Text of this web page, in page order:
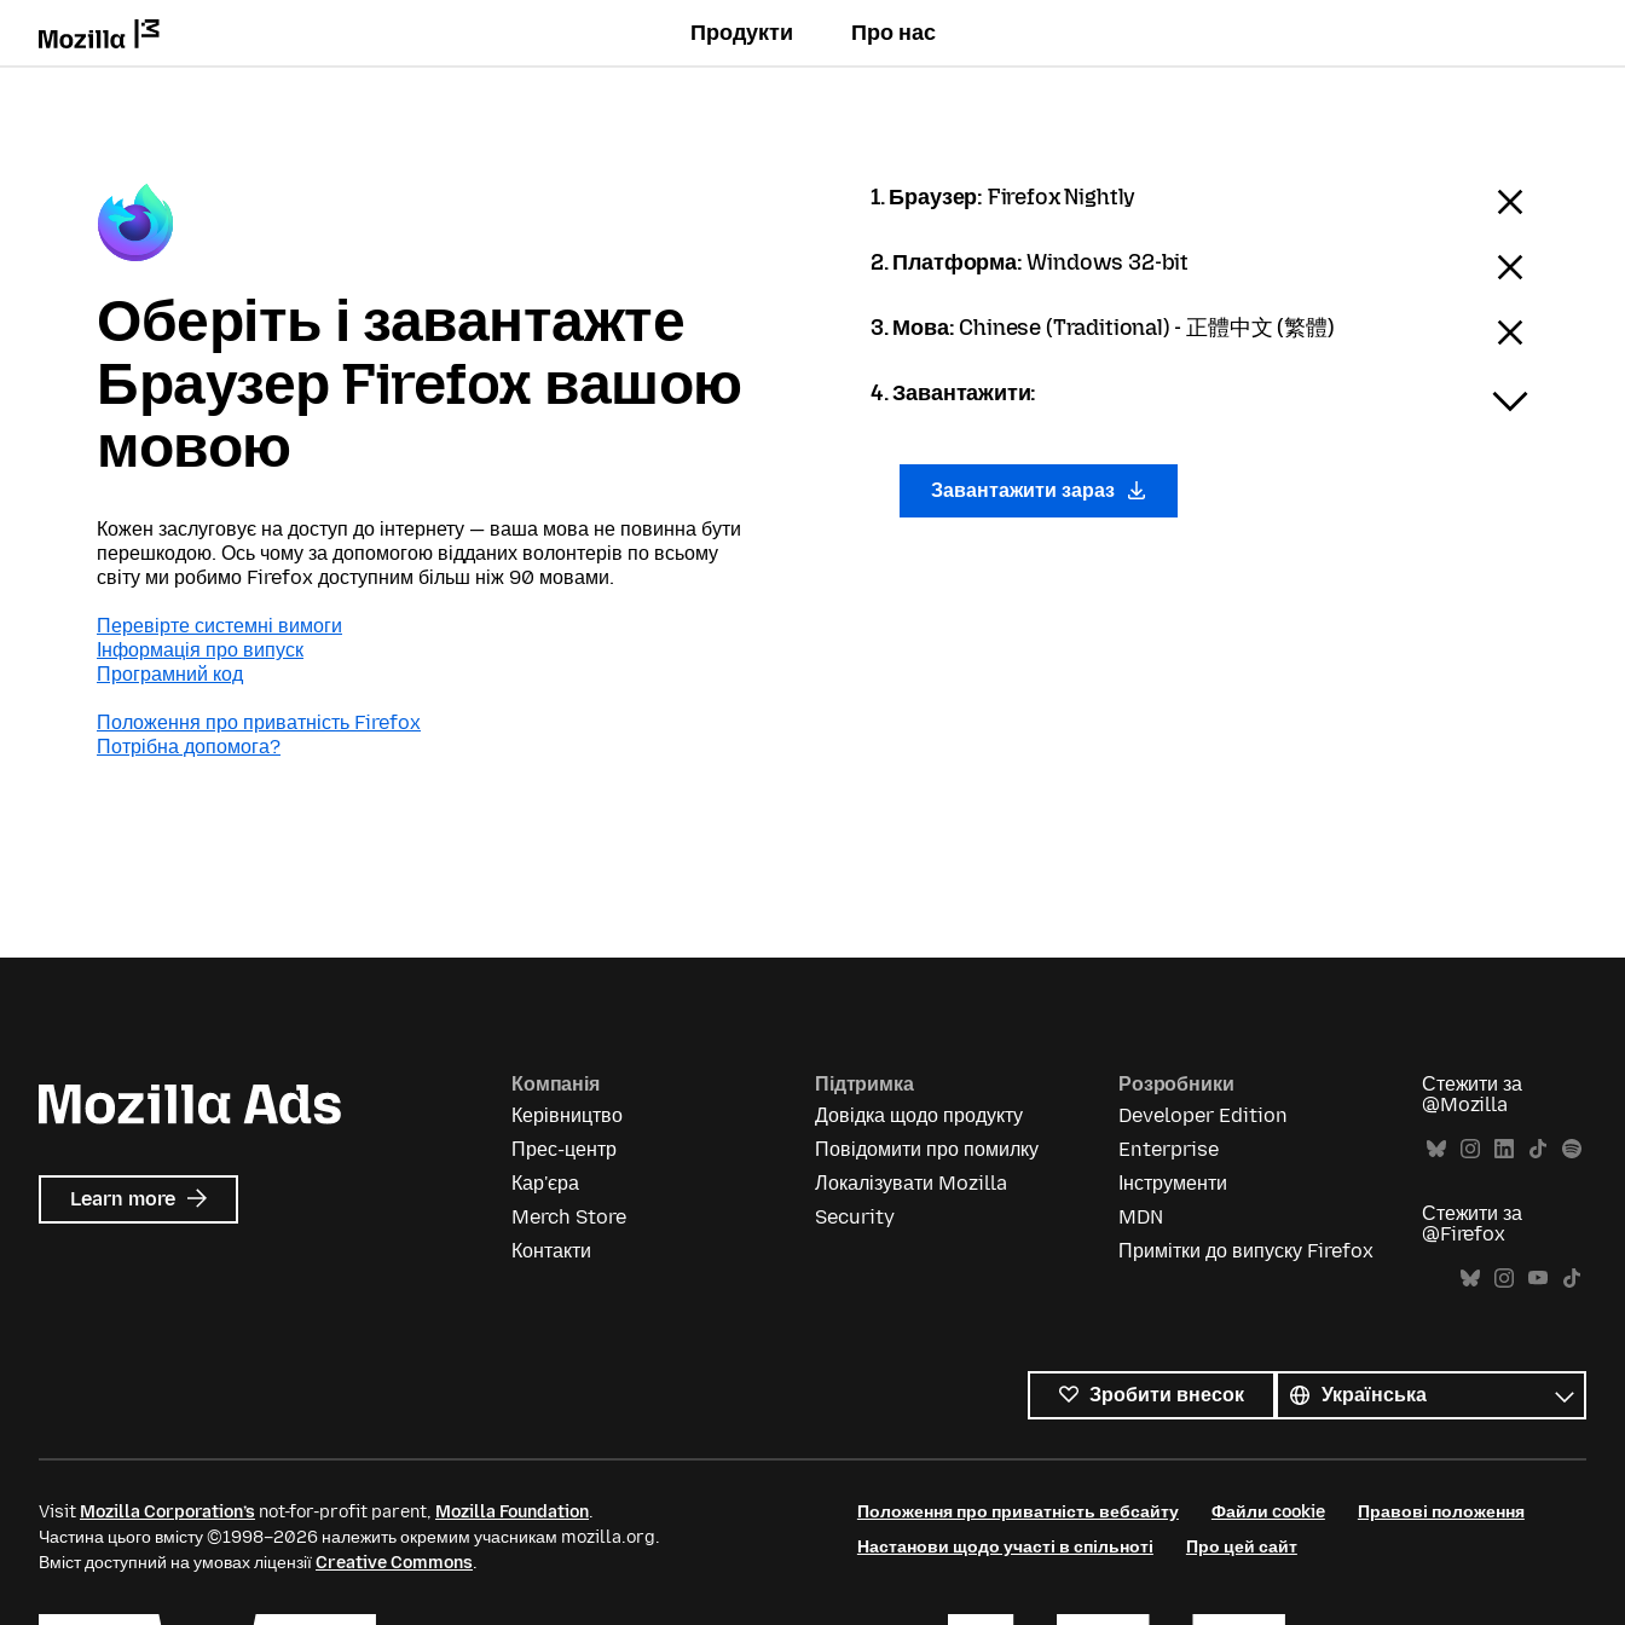
Продукти Про нас
Оберіть і завантажте
Браузер Firefox вашою
мовою
Кожен заслуговує на доступ до інтернету — ваша мова не повинна бути
перешкодою. Ось чому за допомогою відданих волонтерів по всьому
світу ми робимо Firefox доступним більш ніж 90 мовами.
Перевірте системні вимоги
Інформація про випуск
Програмний код
Положення про приватність Firefox
Потрібна допомога?
1. Браузер: Firefox Nightly
2. Платформа:Windows 32-bit
3. Мова: Chinese (Traditional) - 正體中文 (繁體)
4. Завантажити:
Завантажити зараз
Learn more about
Mozilla
Компанія
Керівництво
Прес-центр
Кар'єра
Merch Store
Контакти
Підтримка
Довідка щодо продукту
Повідомити про помилку
Локалізувати Mozilla
Security
Розробники
Developer Edition
Enterprise
Інструменти
MDN
Примітки до випуску Firefox
Стежити за
@Mozilla
Стежити за
@Firefox
Зробити внесок
мови
Мова
Visit Mozilla Corporation’s not-for-profit parent, Mozilla Foundation.
Частина цього вмісту ©1998–2026 належить окремим учасникам mozilla.org.
Вміст доступний на умовах ліцензіїCreative Commons.
Положення про приватність вебсайту Файли cookie
Правові положення
Настанови щодо участі в спільноті
Про цей сайт